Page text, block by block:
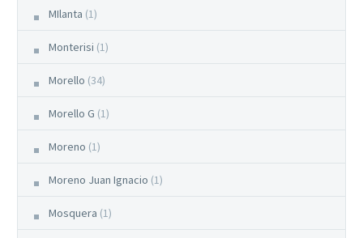
MIlanta (1)
Monterisi (1)
Morello (34)
Morello G (1)
Moreno (1)
Moreno Juan Ignacio (1)
Mosquera (1)